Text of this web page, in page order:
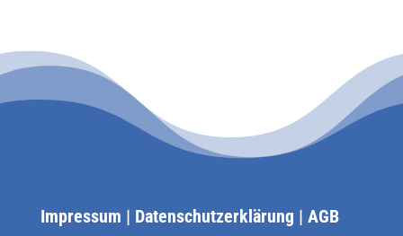
Impressum | Datenschutzerklärung | AGB